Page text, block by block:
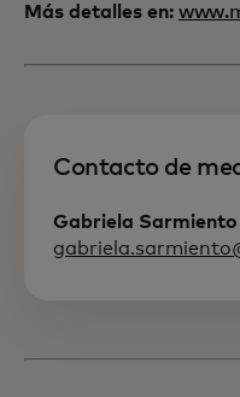
Más detalles en:
Contacto de
Gabriela